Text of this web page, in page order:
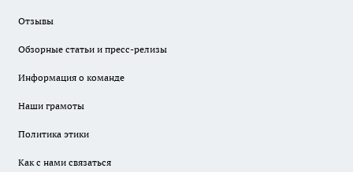
Отзывы
Обзорные статьи и пресс-релизы
Информация о команде
Наши грамоты
Политика этики
Как с нами связаться